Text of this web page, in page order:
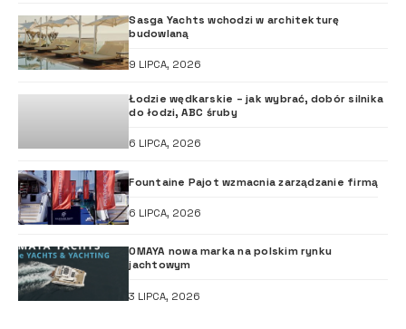
Sasga Yachts wchodzi w architekturę
budowlaną
9 LIPCA, 2026
Łodzie wędkarskie – jak wybrać, dobór silnika
do łodzi, ABC śruby
6 LIPCA, 2026
Fountaine Pajot wzmacnia zarządzanie firmą
6 LIPCA, 2026
OMAYA nowa marka na polskim rynku
jachtowym
3 LIPCA, 2026